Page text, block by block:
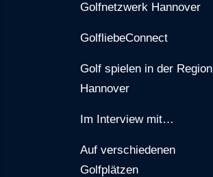
Golfnetzwerk Hannover
GolfliebeConnect
Golf spielen in der Region
Hannover
Im Interview mit…
Auf verschiedenen
Golfplätzen